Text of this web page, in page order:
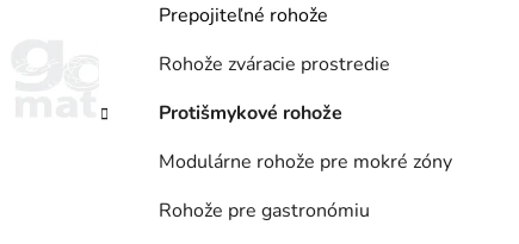
Prepojiteľné rohože
Rohože zváracie prostredie
Protišmykové rohože
Modulárne rohože pre mokré zóny
Rohože pre gastronómiu